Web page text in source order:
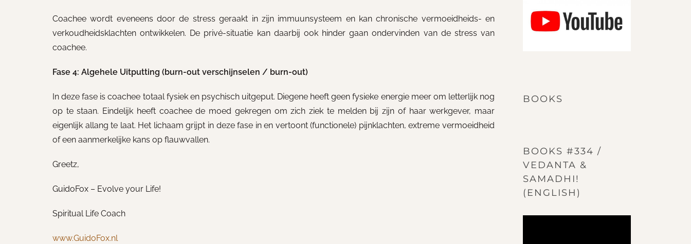
Coachee wordt eveneens door de stress geraakt in zijn immuunsysteem en kan chronische vermoeidheids- en
verkoudheidsklachten ontwikkelen. De privé-situatie kan daarbij ook hinder gaan ondervinden van de stress van
coachee.
Fase 4: Algehele Uitputting (burn-out verschijnselen / burn-out)
In deze fase is coachee totaal fysiek en psychisch uitgeput. Diegene heeft geen fysieke energie meer om letterlijk nog
op te staan. Eindelijk heeft coachee de moed gekregen om zich ziek te melden bij zijn of haar werkgever, maar
eigenlijk allang te laat. Het lichaam grijpt in deze fase in en vertoont (functionele) pijnklachten, extreme vermoeidheid
of een aanmerkelijke kans op flauwvallen.
Greetz,
GuidoFox – Evolve your Life!
Spiritual Life Coach
www.GuidoFox.nl
BOOKS
BOOKS #334 /
VEDANTA &
SAMADHI!
(ENGLISH)